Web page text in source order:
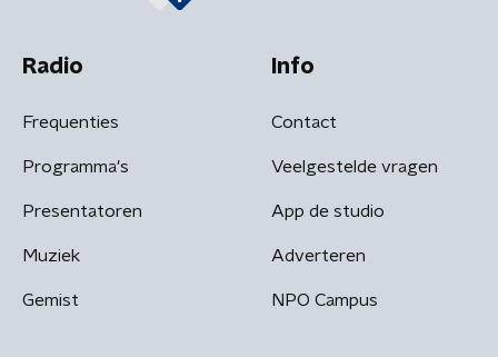
Radio
Frequenties
Programma's
Presentatoren
Muziek
Gemist
Info
Contact
Veelgestelde vragen
App de studio
Adverteren
NPO Campus